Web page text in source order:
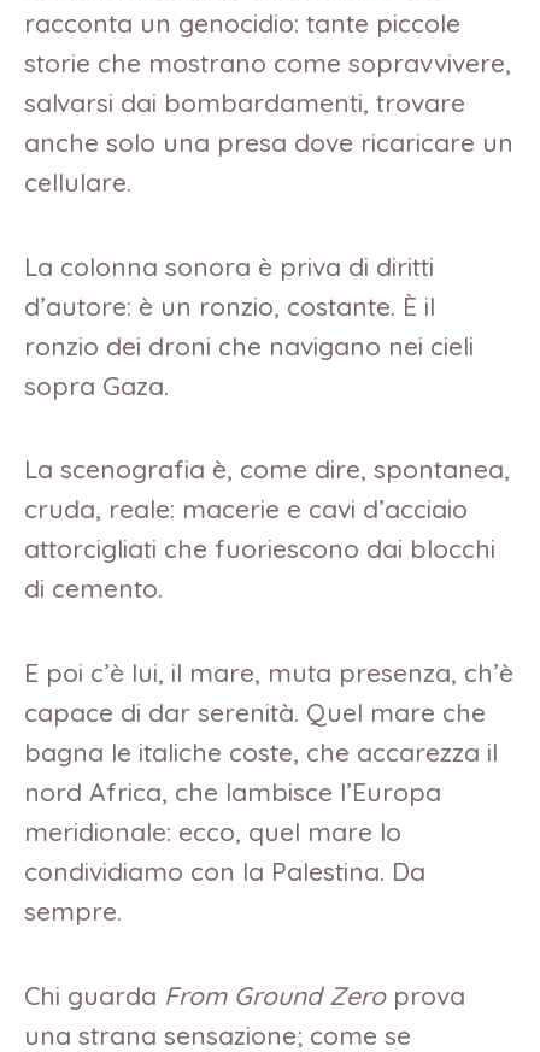
racconta un genocidio: tante piccole
storie che mostrano come sopravvivere,
salvarsi dai bombardamenti, trovare
anche solo una presa dove ricaricare un
cellulare.
La colonna sonora è priva di diritti
d’autore: è un ronzio, costante. È il
ronzio dei droni che navigano nei cieli
sopra Gaza.
La scenografia è, come dire, spontanea,
cruda, reale: macerie e cavi d’acciaio
attorcigliati che fuoriescono dai blocchi
di cemento.
E poi c’è lui, il mare, muta presenza, ch’è
capace di dar serenità. Quel mare che
bagna le italiche coste, che accarezza il
nord Africa, che lambisce l’Europa
meridionale: ecco, quel mare lo
condividiamo con la Palestina. Da
sempre.
Chi guarda From Ground Zeroprova
una strana sensazione; come se